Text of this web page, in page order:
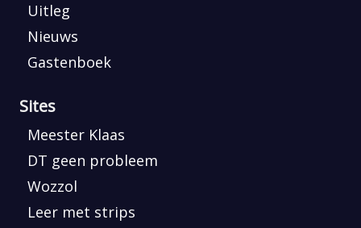
Uitleg
Nieuws
Gastenboek
Sites
Meester Klaas
DT geen probleem
Wozzol
Leer met strips